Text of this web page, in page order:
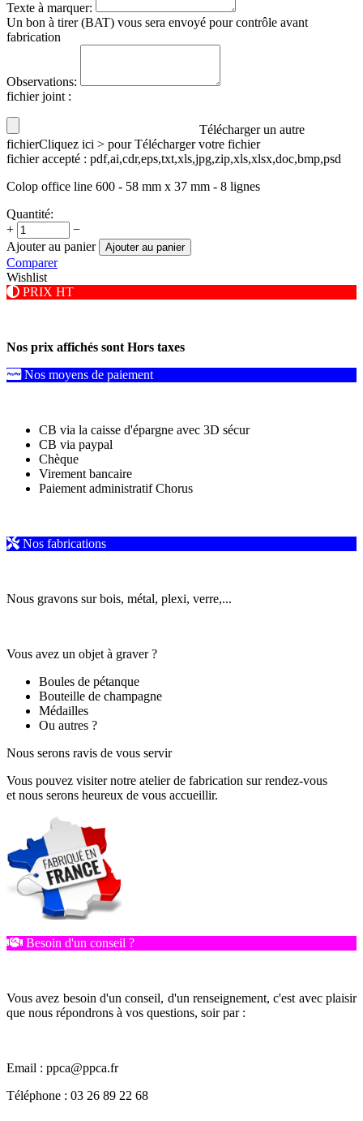
Texte à marquer:
Un bon à tirer (BAT) vous sera envoyé pour contrôle avant
fabrication
Observations:
fichier joint :
Télécharger un autre
fichierCliquez ici > pour Télécharger votre fichier
fichier accepté : pdf,ai,cdr,eps,txt,xls,jpg,zip,xls,xlsx,doc,bmp,psd
Colop office line 600 - 58 mm x 37 mm - 8 lignes
Quantité:
+
−
Ajouter au panier
Ajouter au panier
Comparer
Wishlist
PRIX HT
Nos prix affichés sont Hors taxes
Nos moyens de paiement
CB via la caisse d'épargne avec 3D sécur
CB via paypal
Chèque
Virement bancaire
Paiement administratif Chorus
Nos fabrications
Nous gravons sur bois, métal, plexi, verre,...
Vous avez un objet à graver ?
Boules de pétanque
Bouteille de champagne
Médailles
Ou autres ?
Nous serons ravis de vous servir
Vous pouvez visiter notre atelier de fabrication sur rendez-vous
et nous serons heureux de vous accueillir.
Besoin d'un conseil ?
Vous avez besoin d'un conseil, d'un renseignement, c'est avec plaisir
que nous répondrons à vos questions, soir par :
Email : ppca@ppca.fr
Téléphone : 03 26 89 22 68